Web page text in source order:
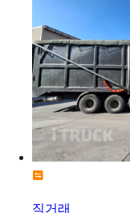
직거래